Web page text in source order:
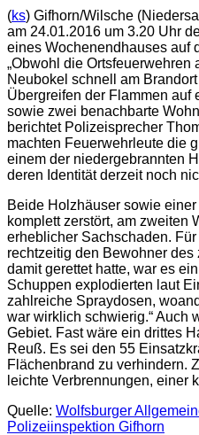
(ks) Gifhorn/Wilsche
am 24.01.2016 um 3.20 Uhr
eines Wochenendhauses auf
„Obwohl die Ortsfeuerwehren
Neubokel schnell am
Übergreifen der Flammen auf
sowie zwei benachbarte
berichtet Polizeisprecher
machten Feuerwehrleute die
einem der niedergebrannten
deren Identität derzeit noch
Beide Holzhäuser sowie
komplett zerstört, am zweiten
erheblicher Sachschaden.
rechtzeitig den Bewohner
damit gerettet hatte, war es
Schuppen explodierten laut
zahlreiche Spraydosen,
war wirklich schwierig.“ Auch
Gebiet. Fast wäre ein drittes
Reuß. Es sei den 55
Flächenbrand zu verhindern.
leichte Verbrennungen, einer
Quelle: Wolfsburger
Polizeiinspektion Gifhorn